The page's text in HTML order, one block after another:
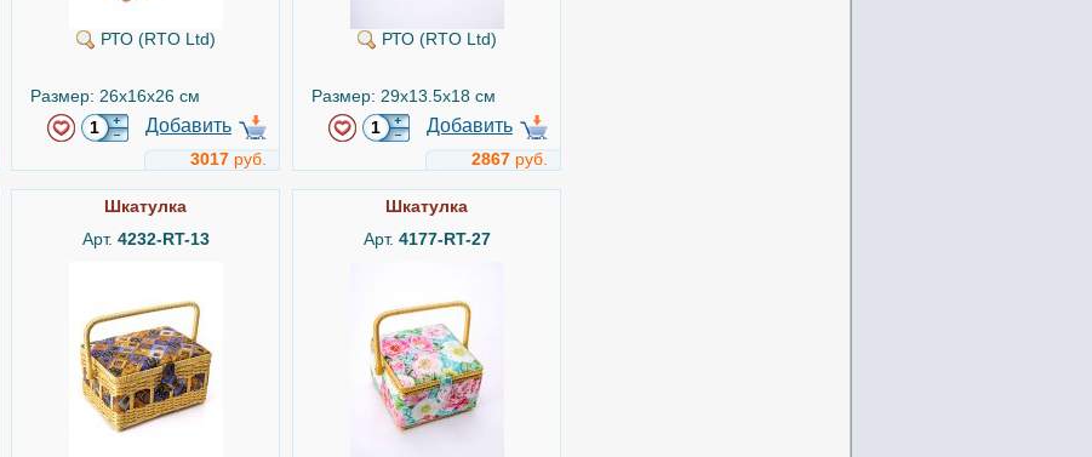
РТО (RTO Ltd)
Размер: 26x16x26 см
Добавить
3017 руб.
РТО (RTO Ltd)
Размер: 29x13.5x18 см
Добавить
2867 руб.
Шкатулка
Арт. 4232-RT-13
Шкатулка
Арт. 4177-RT-27